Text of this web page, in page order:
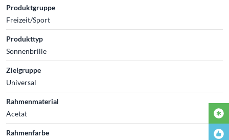
Produktgruppe
Freizeit/Sport
Produkttyp
Sonnenbrille
Zielgruppe
Universal
Rahmenmaterial
Acetat
Rahmenfarbe